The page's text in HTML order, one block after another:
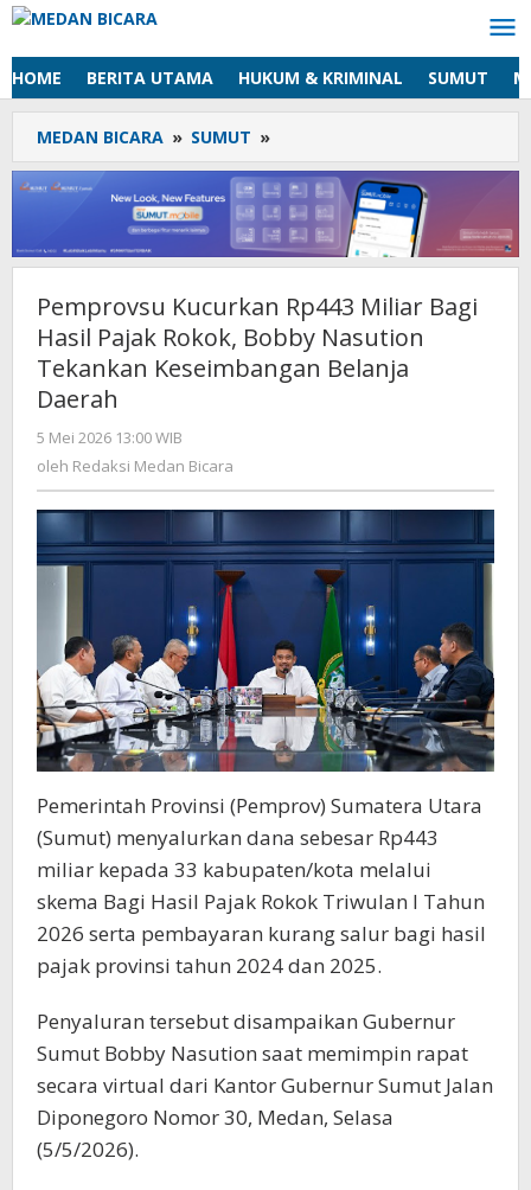
Lewati
konten
HOME BERITA UTAMA HUKUM & KRIMINAL SUMUT
MEDAN BICARA » SUMUT »
Kucurkan
Rp443
Miliar
Bagi
Hasil
Rokok,
Bobby
Nasution
Tekankan
Pemprovsu Kucurkan Rp443 Miliar Bagi
Hasil Pajak Rokok, Bobby Nasution
Tekankan Keseimbangan Belanja
Daerah
5 Mei 2026 13:00 WIB
Redaksi
Bicara
oleh Redaksi Medan Bicara
Pemerintah Provinsi (Pemprov) Sumatera Utara
(Sumut) menyalurkan dana sebesar Rp443
miliar kepada 33 kabupaten/kota melalui
skema Bagi Hasil Pajak Rokok Triwulan I Tahun
2026 serta pembayaran kurang salur bagi hasil
pajak provinsi tahun 2024 dan 2025.
Penyaluran tersebut disampaikan Gubernur
Sumut Bobby Nasution saat memimpin rapat
secara virtual dari Kantor Gubernur Sumut Jalan
Diponegoro Nomor 30, Medan, Selasa
(5/5/2026).